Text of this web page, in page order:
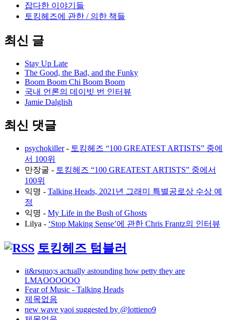
잡다한 이야기들
토킹헤즈에 관한 / 의한 책들
최신 글
Stay Up Late
The Good, the Bad, and the Funky
Boom Boom Chi Boom Boom
국내 언론의 데이빗 번 인터뷰
Jamie Dalglish
최신 댓글
psychokiller- 토킹헤즈 “100 GREATEST ARTISTS” 중에
서 100위
만장굴 - 토킹헤즈 “100 GREATEST ARTISTS” 중에서
100위
익명 - Talking Heads, 2021년 그래미 특별공로상 수상 예
정
익명 - My Life in the Bush of Ghosts
Lilya - ‘Stop Making Sense’에 관한 Chris Frantz의 인터뷰
토킹헤즈 텀블러
it&rsquo;s actually astounding how petty they are
LMAOOOOOO
Fear of Music - Talking Heads
제목없음
new wave yaoi suggested by @lottieno9